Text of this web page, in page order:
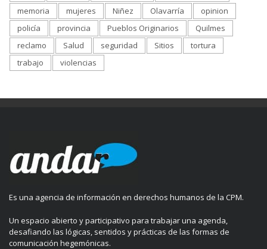
memoria
mujeres Niñez Olavarría
opinion
policía
provincia Pueblos Originarios
Quilmes
reclamo
Salud seguridad Sitios
tortura
trabajo
violencias
Es una agencia de información en derechos humanos de la CPM.
Un espacio abierto y participativo para trabajar una agenda,
desafiando las lógicas, sentidos y prácticas de las formas de
comunicación hegemónicas.